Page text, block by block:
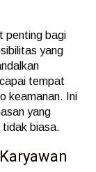
penting bagi
yang
tempat
keamanan. Ini
yang
tidak biasa.